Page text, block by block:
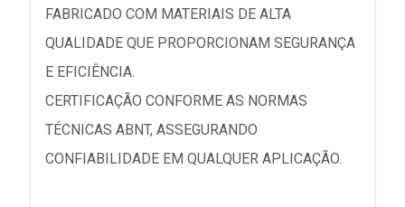
FABRICADO COM MATERIAIS DE ALTA
QUALIDADE QUE PROPORCIONAM SEGURANÇA
E EFICIÊNCIA.
CERTIFICAÇÃO CONFORME AS NORMAS
TÉCNICAS ABNT, ASSEGURANDO
CONFIABILIDADE EM QUALQUER APLICAÇÃO.